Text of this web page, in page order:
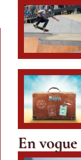
En vogue